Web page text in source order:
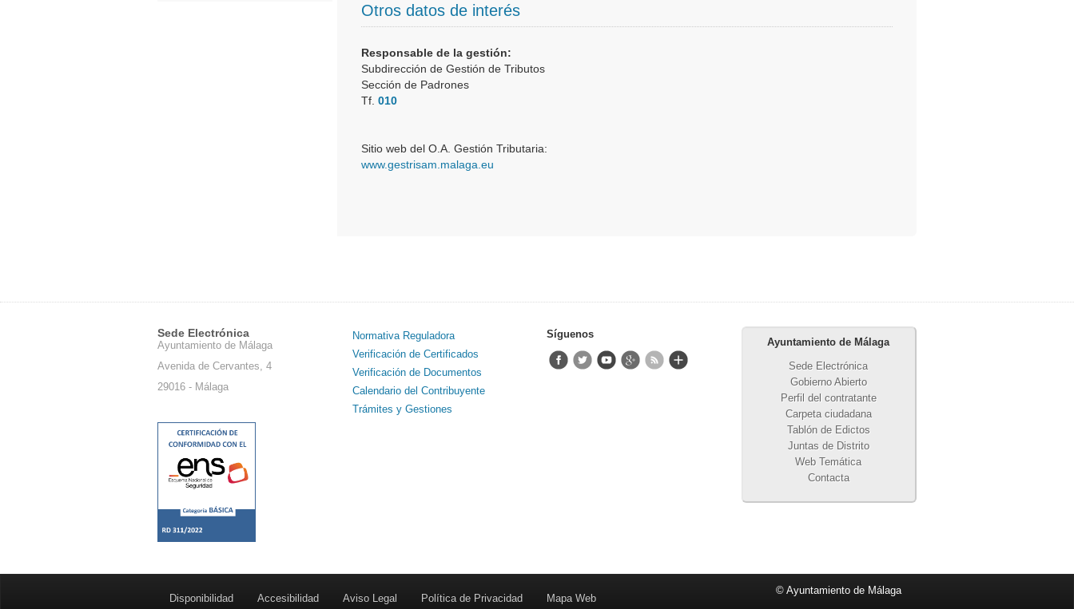
Otros datos de interés
Responsable de la gestión:
Subdirección de Gestión de Tributos
Sección de Padrones
Tf. 010
Sitio web del O.A. Gestión Tributaria:
www.gestrisam.malaga.eu
Sede Electrónica
Ayuntamiento de Málaga
Avenida de Cervantes, 4
29016 - Málaga
Normativa Reguladora
Verificación de Certificados
Verificación de Documentos
Calendario del Contribuyente
Trámites y Gestiones
Síguenos
Ayuntamiento de Málaga
Sede Electrónica
Gobierno Abierto
Perfil del contratante
Carpeta ciudadana
Tablón de Edictos
Juntas de Distrito
Web Temática
Contacta
Disponibilidad Accesibilidad Aviso Legal Política de Privacidad Mapa Web
© Ayuntamiento de Málaga